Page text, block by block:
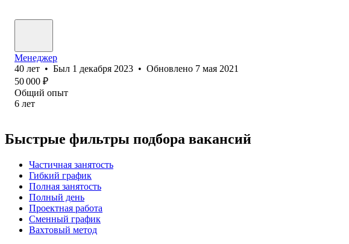
Менеджер
40 лет • Был 1 декабря 2023 • Обновлено 7 мая 2021
50 000 ₽
Общий опыт
6 лет
Быстрые фильтры подбора вакансий
Частичная занятость
Гибкий график
Полная занятость
Полный день
Проектная работа
Сменный график
Вахтовый метод